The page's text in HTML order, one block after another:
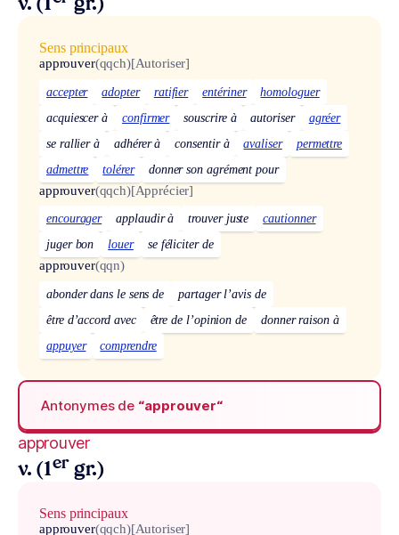
v. (1
gr.)
Sens principaux
approuver(qqch)[Autoriser]
accepter adopter ratifier entériner
homologuer
acquiescer à
confirmer souscrire à autoriser
agréer
se rallier à
adhérer à consentir à avaliser
permettre
admettre
tolérer donner son agrément pour
approuver(qqch)[Apprécier]
encourager applaudir à trouver juste
cautionner
juger bon
louer se féliciter de
approuver(qqn)
abonder dans le sens de
partager l’avis de
être d’accord avec
être de l’opinion de
donner raison à
appuyer
comprendre
Antonymes de “approuver“
approuver
v. (1er gr.)
Sens principaux
approuver(qqch)[Autoriser]